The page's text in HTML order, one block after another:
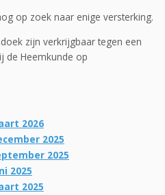
op zoek naar enige versterking.
zijn verkrijgbaar tegen een
de Heemkunde op
2026
2025
2025
2025
2025